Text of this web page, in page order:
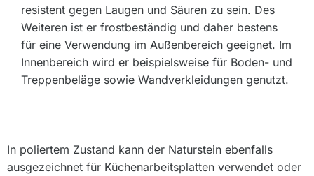
resistent gegen Laugen und Säuren zu sein. Des
Weiteren ist er frostbeständig und daher bestens
für eine Verwendung im Außenbereich geeignet. Im
Innenbereich wird er beispielsweise für Boden- und
Treppenbeläge sowie Wandverkleidungen genutzt.
In poliertem Zustand kann der Naturstein ebenfalls
ausgezeichnet für Küchenarbeitsplatten verwendet oder